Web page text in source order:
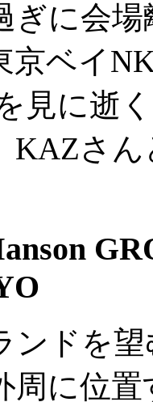
ぎに会場
京ベイ
見に逝
KAZさ
ンドを
周に位